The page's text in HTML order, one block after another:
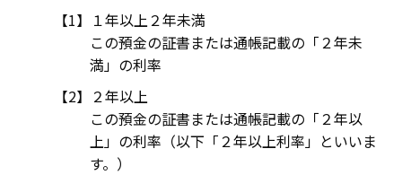
１年以上２年未満
この預金の証書または通帳記載の「２年未
満」の利率
２年以上
この預金の証書または通帳記載の「２年以
上」の利率（以下「２年以上利率」といいま
す。）